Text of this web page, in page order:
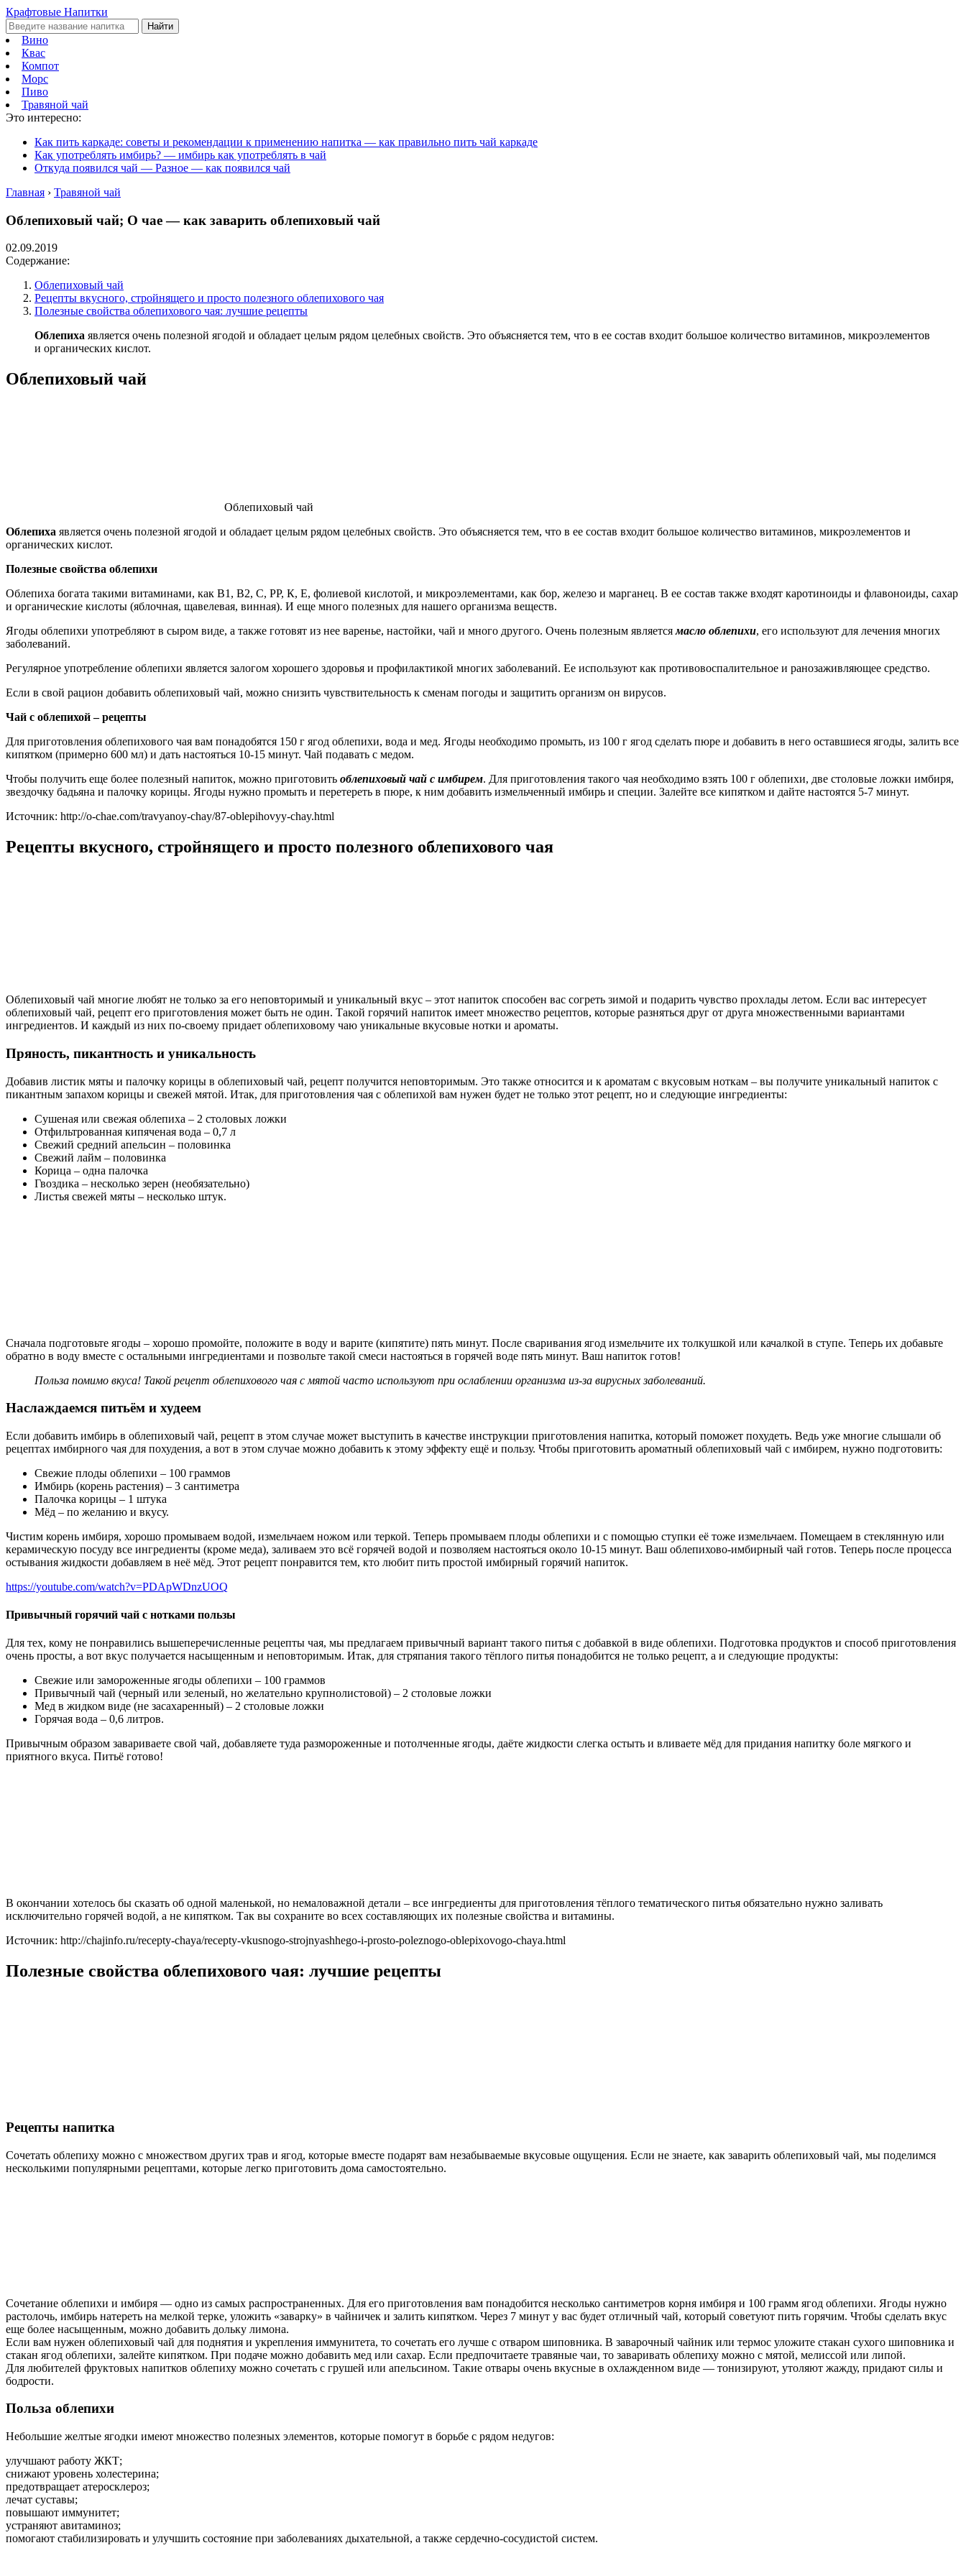
Крафтовые Напитки
Найти
Вино
Квас
Компот
Морс
Пиво
Травяной чай
Это интересно:
Как пить каркаде: советы и рекомендации к применению напитка — как правильно пить чай каркаде
Как употреблять имбирь? — имбирь как употреблять в чай
Откуда появился чай — Разное — как появился чай
Главная › Травяной чай
Облепиховый чай; О чае — как заварить облепиховый чай
02.09.2019
Содержание:
Облепиховый чай
Рецепты вкусного, стройнящего и просто полезного облепихового чая
Полезные свойства облепихового чая: лучшие рецепты
Облепиха является очень полезной ягодой и обладает целым рядом целебных свойств. Это объясняется тем, что в ее состав входит большое количество витаминов, микроэлементов
и органических кислот.
Облепиховый чай
Облепиховый чай
Облепиха является очень полезной ягодой и обладает целым рядом целебных свойств. Это объясняется тем, что в ее состав входит большое количество витаминов, микроэлементов и
органических кислот.
Полезные свойства облепихи
Облепиха богата такими витаминами, как В1, В2, С, РР, К, Е, фолиевой кислотой, и микроэлементами, как бор, железо и марганец. В ее состав также входят каротиноиды и флавоноиды, сахар
и органические кислоты (яблочная, щавелевая, винная). И еще много полезных для нашего организма веществ.
Ягоды облепихи употребляют в сыром виде, а также готовят из нее варенье, настойки, чай и много другого. Очень полезным являетсямасло облепихи, его используют для лечения многих
заболеваний.
Регулярное употребление облепихи является залогом хорошего здоровья и профилактикой многих заболеваний. Ее используют как противовоспалительное и ранозаживляющее средство.
Если в свой рацион добавить облепиховый чай, можно снизить чувствительность к сменам погоды и защитить организм он вирусов.
Чай с облепихой – рецепты
Для приготовления облепихового чая вам понадобятся 150 г ягод облепихи, вода и мед. Ягоды необходимо промыть, из 100 г ягод сделать пюре и добавить в него оставшиеся ягоды, залить все
кипятком (примерно 600 мл) и дать настояться 10-15 минут. Чай подавать с медом.
Чтобы получить еще более полезный напиток, можно приготовить облепиховый чай с имбирем. Для приготовления такого чая необходимо взять 100 г облепихи, две столовые ложки имбиря,
звездочку бадьяна и палочку корицы. Ягоды нужно промыть и перетереть в пюре, к ним добавить измельченный имбирь и специи. Залейте все кипятком и дайте настоятся 5-7 минут.
Источник: http://o-chae.com/travyanoy-chay/87-oblepihovyy-chay.html
Рецепты вкусного, стройнящего и просто полезного облепихового чая
Облепиховый чай многие любят не только за его неповторимый и уникальный вкус – этот напиток способен вас согреть зимой и подарить чувство прохлады летом. Если вас интересует
облепиховый чай, рецепт его приготовления может быть не один. Такой горячий напиток имеет множество рецептов, которые разняться друг от друга множественными вариантами
ингредиентов. И каждый из них по-своему придает облепиховому чаю уникальные вкусовые нотки и ароматы.
Пряность, пикантность и уникальность
Добавив листик мяты и палочку корицы в облепиховый чай, рецепт получится неповторимым. Это также относится и к ароматам с вкусовым ноткам – вы получите уникальный напиток с
пикантным запахом корицы и свежей мятой. Итак, для приготовления чая с облепихой вам нужен будет не только этот рецепт, но и следующие ингредиенты:
Сушеная или свежая облепиха – 2 столовых ложки
Отфильтрованная кипяченая вода – 0,7 л
Свежий средний апельсин – половинка
Свежий лайм – половинка
Корица – одна палочка
Гвоздика – несколько зерен (необязательно)
Листья свежей мяты – несколько штук.
Сначала подготовьте ягоды – хорошо промойте, положите в воду и варите (кипятите) пять минут. После сваривания ягод измельчите их толкушкой или качалкой в ступе. Теперь их добавьте
обратно в воду вместе с остальными ингредиентами и позвольте такой смеси настояться в горячей воде пять минут. Ваш напиток готов!
Польза помимо вкуса! Такой рецепт облепихового чая с мятой часто используют при ослаблении организма из-за вирусных заболеваний.
Наслаждаемся питьём и худеем
Если добавить имбирь в облепиховый чай, рецепт в этом случае может выступить в качестве инструкции приготовления напитка, который поможет похудеть. Ведь уже многие слышали об
рецептах имбирного чая для похудения, а вот в этом случае можно добавить к этому эффекту ещё и пользу. Чтобы приготовить ароматный облепиховый чай с имбирем, нужно подготовить:
Свежие плоды облепихи – 100 граммов
Имбирь (корень растения) – 3 сантиметра
Палочка корицы – 1 штука
Мёд – по желанию и вкусу.
Чистим корень имбиря, хорошо промываем водой, измельчаем ножом или теркой. Теперь промываем плоды облепихи и с помощью ступки её тоже измельчаем. Помещаем в стеклянную или
керамическую посуду все ингредиенты (кроме меда), заливаем это всё горячей водой и позволяем настояться около 10-15 минут. Ваш облепихово-имбирный чай готов. Теперь после процесса
остывания жидкости добавляем в неё мёд. Этот рецепт понравится тем, кто любит пить простой имбирный горячий напиток.
https://youtube.com/watch?v=PDApWDnzUOQ
Привычный горячий чай с нотками пользы
Для тех, кому не понравились вышеперечисленные рецепты чая, мы предлагаем привычный вариант такого питья с добавкой в виде облепихи. Подготовка продуктов и способ приготовления
очень просты, а вот вкус получается насыщенным и неповторимым. Итак, для стряпания такого тёплого питья понадобится не только рецепт, а и следующие продукты:
Свежие или замороженные ягоды облепихи – 100 граммов
Привычный чай (черный или зеленый, но желательно крупнолистовой) – 2 столовые ложки
Мед в жидком виде (не засахаренный) – 2 столовые ложки
Горячая вода – 0,6 литров.
Привычным образом завариваете свой чай, добавляете туда размороженные и потолченные ягоды, даёте жидкости слегка остыть и вливаете мёд для придания напитку боле мягкого и
приятного вкуса. Питьё готово!
В окончании хотелось бы сказать об одной маленькой, но немаловажной детали – все ингредиенты для приготовления тёплого тематического питья обязательно нужно заливать
исключительно горячей водой, а не кипятком. Так вы сохраните во всех составляющих их полезные свойства и витамины.
Источник: http://chajinfo.ru/recepty-chaya/recepty-vkusnogo-strojnyashhego-i-prosto-poleznogo-oblepixovogo-chaya.html
Полезные свойства облепихового чая: лучшие рецепты
Рецепты напитка
Сочетать облепиху можно с множеством других трав и ягод, которые вместе подарят вам незабываемые вкусовые ощущения. Если не знаете, как заварить облепиховый чай, мы поделимся
несколькими популярными рецептами, которые легко приготовить дома самостоятельно.
Сочетание облепихи и имбиря — одно из самых распространенных. Для его приготовления вам понадобится несколько сантиметров корня имбиря и 100 грамм ягод облепихи. Ягоды нужно
растолочь, имбирь натереть на мелкой терке, уложить «заварку» в чайничек и залить кипятком. Через 7 минут у вас будет отличный чай, который советуют пить горячим. Чтобы сделать вкус
еще более насыщенным, можно добавить дольку лимона.
Если вам нужен облепиховый чай для поднятия и укрепления иммунитета, то сочетать его лучше с отваром шиповника. В заварочный чайник или термос уложите стакан сухого шиповника и
стакан ягод облепихи, залейте кипятком. При подаче можно добавить мед или сахар. Если предпочитаете травяные чаи, то заваривать облепиху можно с мятой, мелиссой или липой.
Для любителей фруктовых напитков облепиху можно сочетать с грушей или апельсином. Такие отвары очень вкусные в охлажденном виде — тонизируют, утоляют жажду, придают силы и
бодрости.
Польза облепихи
Небольшие желтые ягодки имеют множество полезных элементов, которые помогут в борьбе с рядом недугов:
улучшают работу ЖКТ;
снижают уровень холестерина;
предотвращает атеросклероз;
лечат суставы;
повышают иммунитет;
устраняют авитаминоз;
помогают стабилизировать и улучшить состояние при заболеваниях дыхательной, а также сердечно-сосудистой систем.